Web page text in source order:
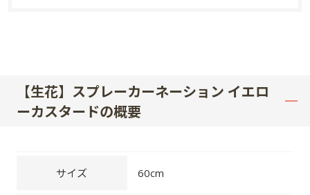
【生花】スプレーカーネーション イエロ
ーカスタードの概要
サイズ 60cm